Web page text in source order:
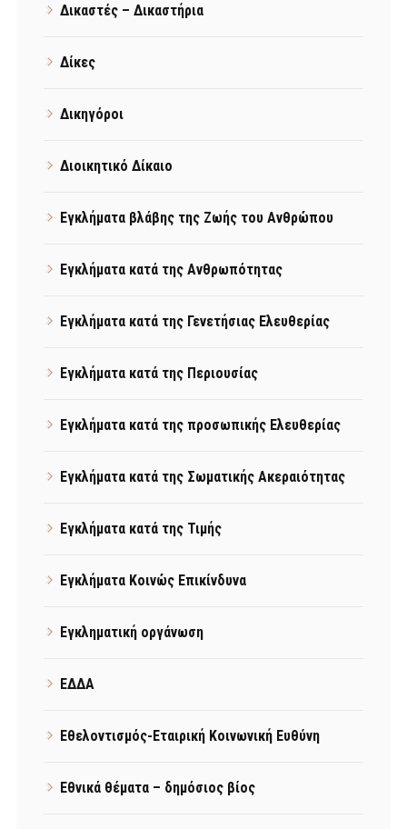
Δικαστές – Δικαστήρια
Δίκες
Δικηγόροι
Διοικητικό Δίκαιο
Εγκλήματα βλάβης της Ζωής του Ανθρώπου
Εγκλήματα κατά της Ανθρωπότητας
Εγκλήματα κατά της Γενετήσιας Ελευθερίας
Εγκλήματα κατά της Περιουσίας
Εγκλήματα κατά της προσωπικής Ελευθερίας
Εγκλήματα κατά της Σωματικής Ακεραιότητας
Εγκλήματα κατά της Τιμής
Εγκλήματα Κοινώς Επικίνδυνα
Εγκληματική οργάνωση
ΕΔΔΑ
Εθελοντισμός-Εταιρική Κοινωνική Ευθύνη
Εθνικά θέματα – δημόσιος βίος